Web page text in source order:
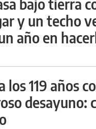
bajo tierra
y un techo
año en
los 119 años
desayuno: